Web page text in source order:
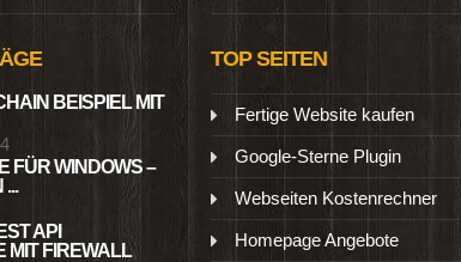
BEISPIEL MIT
FÜR WINDOWS –
...
API
MIT FIREWALL
TOP SEITEN
Fertige Website kaufen
Google-Sterne Plugin
Webseiten Kostenrechner
Homepage Angebote